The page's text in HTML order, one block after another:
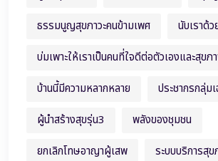
ธรรมนูญสุขภาวะคนข้ามเพศ
นับเราด้ว
บ่มเพาะให้เราเป็นคนที่ใจดีต่อตัวเองและสุขภ
บ้านนี้มีความหลากหลาย
ประชากรกลุ่ม
ผู้นำสร้างสุขรุ่น3
พลังของชุมชน
ยกเลิกโทษอาญาผู้เสพ
ระบบบริการสุ